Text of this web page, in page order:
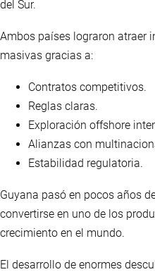
del Sur.
Ambos países lograron atraer
masivas gracias a:
Contratos competitivos.
Reglas claras.
Exploración offshore
Alianzas con
Estabilidad regulatoria.
Guyana pasó en pocos años
convertirse en uno de los
crecimiento en el mundo.
El desarrollo de enormes